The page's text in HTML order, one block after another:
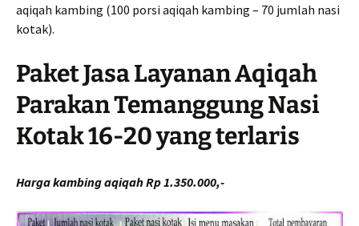
aqiqah kambing (100 porsi aqiqah kambing – 70 jumlah nasi
kotak).
Paket Jasa Layanan Aqiqah
Parakan Temanggung Nasi
Kotak 16-20 yang terlaris
Harga kambing aqiqah Rp 1.350.000,-